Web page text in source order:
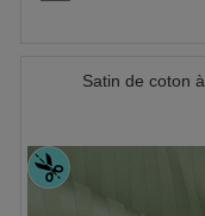
Satin de coton